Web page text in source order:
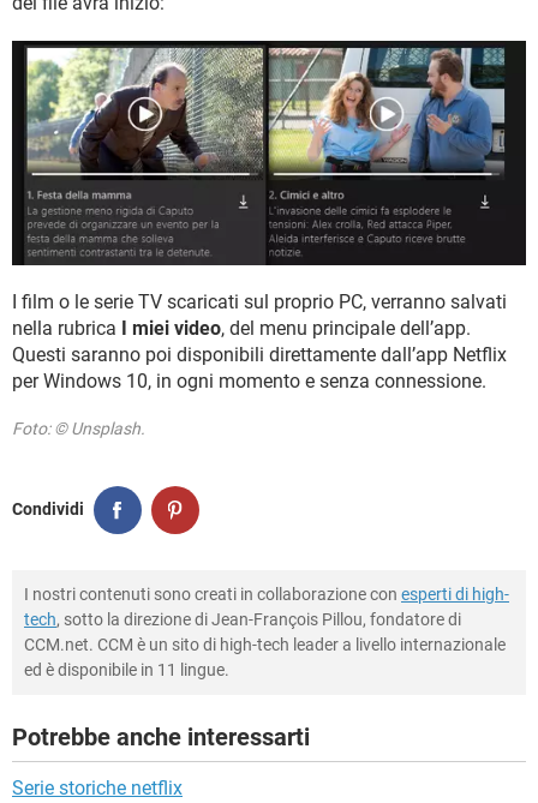
I film o le serie TV scaricati sul proprio PC, verranno salvati
nella rubrica I miei video, del menu principale dell’app.
Questi saranno poi disponibili direttamente dall’app Netflix
per Windows 10, in ogni momento e senza connessione.
Foto: © Unsplash.
Condividi
I nostri contenuti sono creati in collaborazione con esperti di high-
tech, sotto la direzione di Jean-François Pillou, fondatore di
CCM.net. CCM è un sito di high-tech leader a livello internazionale
ed è disponibile in 11 lingue.
Potrebbe anche interessarti
Serie storiche netflix